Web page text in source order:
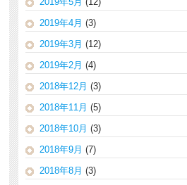
2019年4月 (3)
2019年3月 (12)
2019年2月 (4)
2018年12月 (3)
2018年11月 (5)
2018年10月 (3)
2018年9月 (7)
2018年8月 (3)